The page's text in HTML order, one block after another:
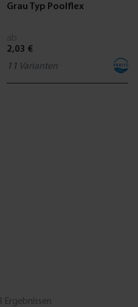
Grau Typ Poolflex
2,03 €
11 Varianten
Ergebnissen